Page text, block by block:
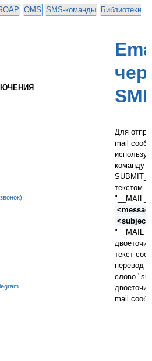
OMS SMS-команды Библиотеки
Для
mail
команду
текстом
<subject>
текст
перевод
слово
mail